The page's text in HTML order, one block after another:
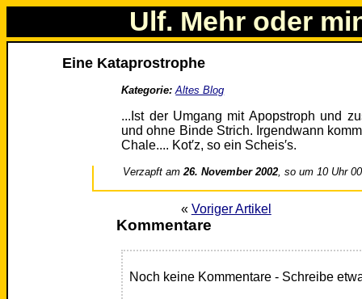
Ulf. Mehr oder
Eine Kataprostrophe
Kategorie: Altes Blog
...Ist der Umgang mit Apopstroph und
und ohne Binde Strich. Irgendwann
Chale.... Kot′z, so ein Scheis′s.
Verzapft am26. November 2002, so um 10 Uhr 00
« Voriger Artikel
Kommentare
Noch keine Kommentare - Schreibe